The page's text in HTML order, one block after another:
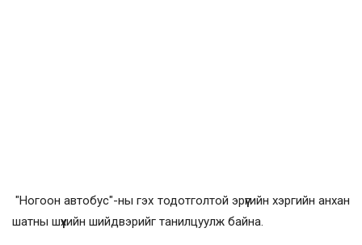
"Ногоон автобус"-ны гэх тодотголтой эрүүгийн хэргийн анхан
шатны шүүхийн шийдвэрийг танилцуулж байна.